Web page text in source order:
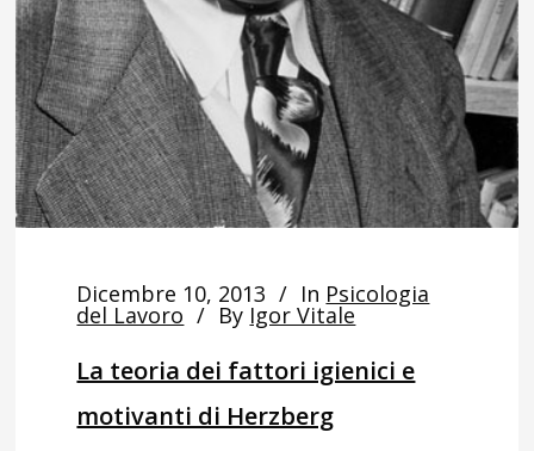
Dicembre 10, 2013 In Psicologia
del Lavoro By Igor Vitale
La teoria dei fattori igienici e
motivanti di Herzberg